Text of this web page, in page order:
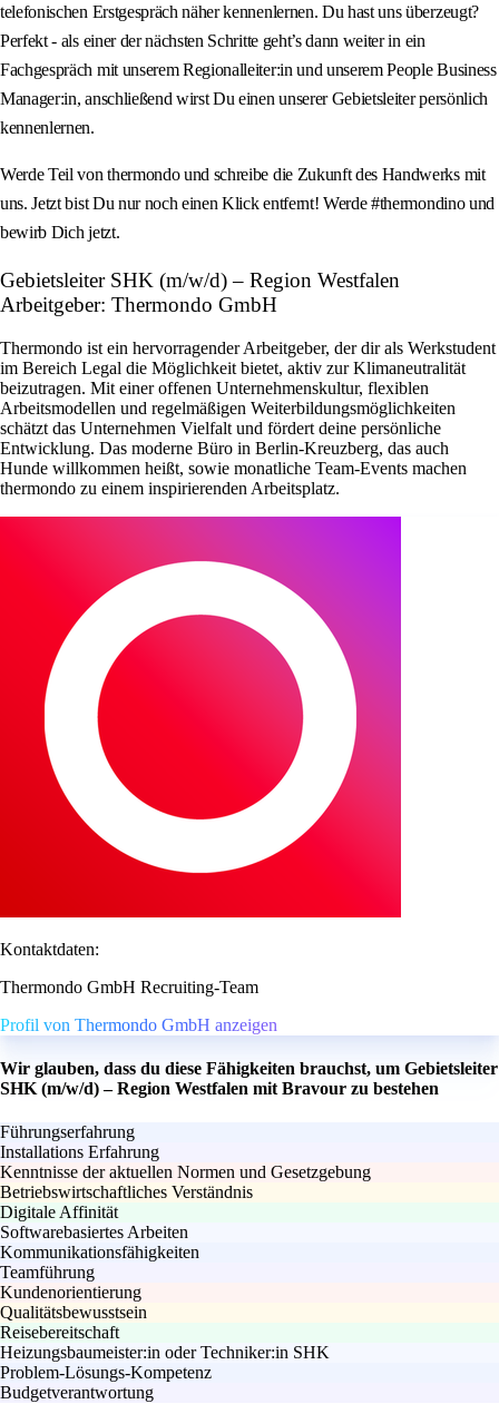
telefonischen Erstgespräch näher kennenlernen. Du hast uns überzeugt?
Perfekt - als einer der nächsten Schritte geht’s dann weiter in ein
Fachgespräch mit unserem Regionalleiter:in und unserem People Business
Manager:in, anschließend wirst Du einen unserer Gebietsleiter persönlich
kennenlernen.
Werde Teil von thermondo und schreibe die Zukunft des Handwerks mit
uns. Jetzt bist Du nur noch einen Klick entfernt! Werde #thermondino und
bewirb Dich jetzt.
Gebietsleiter SHK (m/w/d) – Region Westfalen
Arbeitgeber: Thermondo GmbH
Thermondo ist ein hervorragender Arbeitgeber, der dir als Werkstudent
im Bereich Legal die Möglichkeit bietet, aktiv zur Klimaneutralität
beizutragen. Mit einer offenen Unternehmenskultur, flexiblen
Arbeitsmodellen und regelmäßigen Weiterbildungsmöglichkeiten
schätzt das Unternehmen Vielfalt und fördert deine persönliche
Entwicklung. Das moderne Büro in Berlin-Kreuzberg, das auch
Hunde willkommen heißt, sowie monatliche Team-Events machen
thermondo zu einem inspirierenden Arbeitsplatz.
Kontaktdaten:
Thermondo GmbH Recruiting-Team
Profil von Thermondo GmbH anzeigen
Wir glauben, dass du diese Fähigkeiten brauchst, um Gebietsleiter
SHK (m/w/d) – Region Westfalen mit Bravour zu bestehen
Führungserfahrung
Installations Erfahrung
Kenntnisse der aktuellen Normen und Gesetzgebung
Betriebswirtschaftliches Verständnis
Digitale Affinität
Softwarebasiertes Arbeiten
Kommunikationsfähigkeiten
Teamführung
Kundenorientierung
Qualitätsbewusstsein
Reisebereitschaft
Heizungsbaumeister:in oder Techniker:in SHK
Problem-Lösungs-Kompetenz
Budgetverantwortung